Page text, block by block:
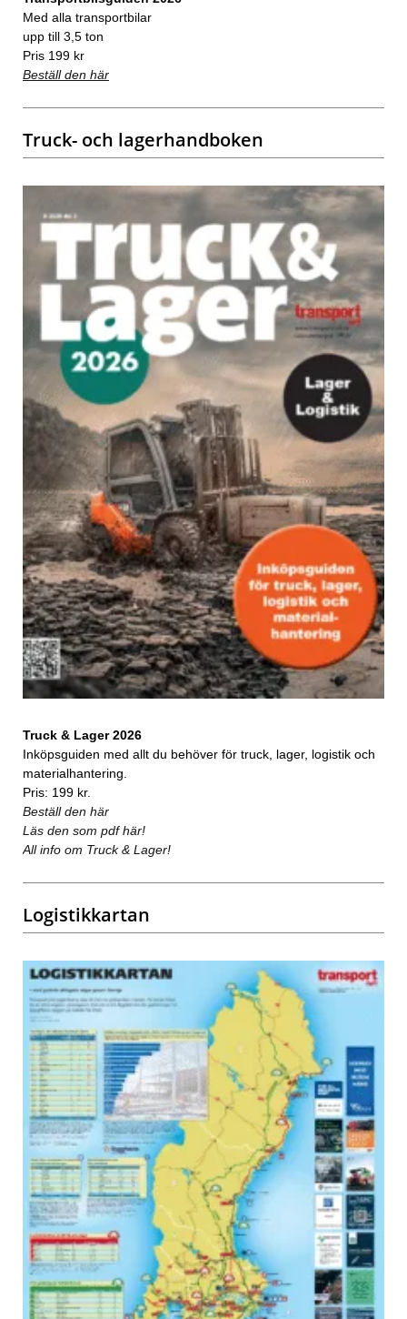
Med alla transportbilar
upp till 3,5 ton
Pris 199 kr
Beställ den här
Truck- och lagerhandboken
Truck & Lager 2026
Inköpsguiden med allt du behöver för truck, lager, logistik och
materialhantering.
Pris: 199 kr.
Beställ den här
Läs den som pdf här!
All info om Truck & Lager!
Logistikkartan